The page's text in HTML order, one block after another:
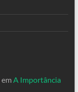
em A Importância